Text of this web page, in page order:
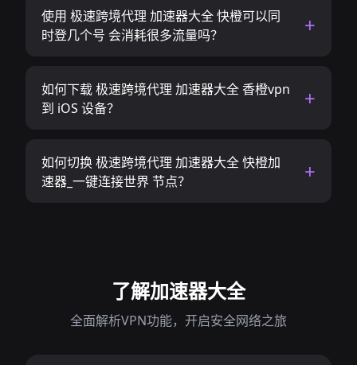
使用 极速跨境代理 加速器大全 快橙可以同
时登几个号 会消耗很多流量吗？
如何下载 极速跨境代理 加速器大全 香橙vpn
到 iOS 设备？
如何切换 极速跨境代理 加速器大全 快橙加
速器_一键连接世界 节点？
了解加速器大全
全面解析VPN功能，开启安全网络之旅